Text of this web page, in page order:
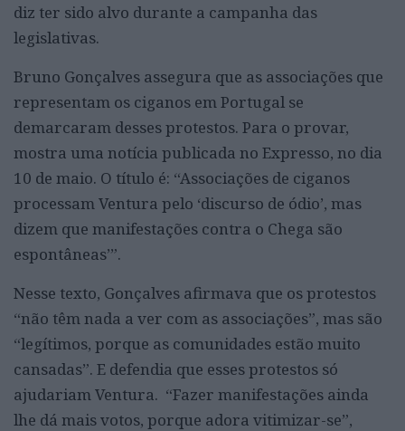
diz ter sido alvo durante a campanha das
legislativas.
Bruno Gonçalves assegura que as associações que
representam os ciganos em Portugal se
demarcaram desses protestos. Para o provar,
mostra uma notícia publicada no Expresso, no dia
10 de maio. O título é: “Associações de ciganos
processam Ventura pelo ‘discurso de ódio’, mas
dizem que manifestações contra o Chega são
espontâneas’”.
Nesse texto, Gonçalves afirmava que os protestos
“não têm nada a ver com as associações”, mas são
“legítimos, porque as comunidades estão muito
cansadas”. E defendia que esses protestos só
ajudariam Ventura. “Fazer manifestações ainda
lhe dá mais votos, porque adora vitimizar-se”,